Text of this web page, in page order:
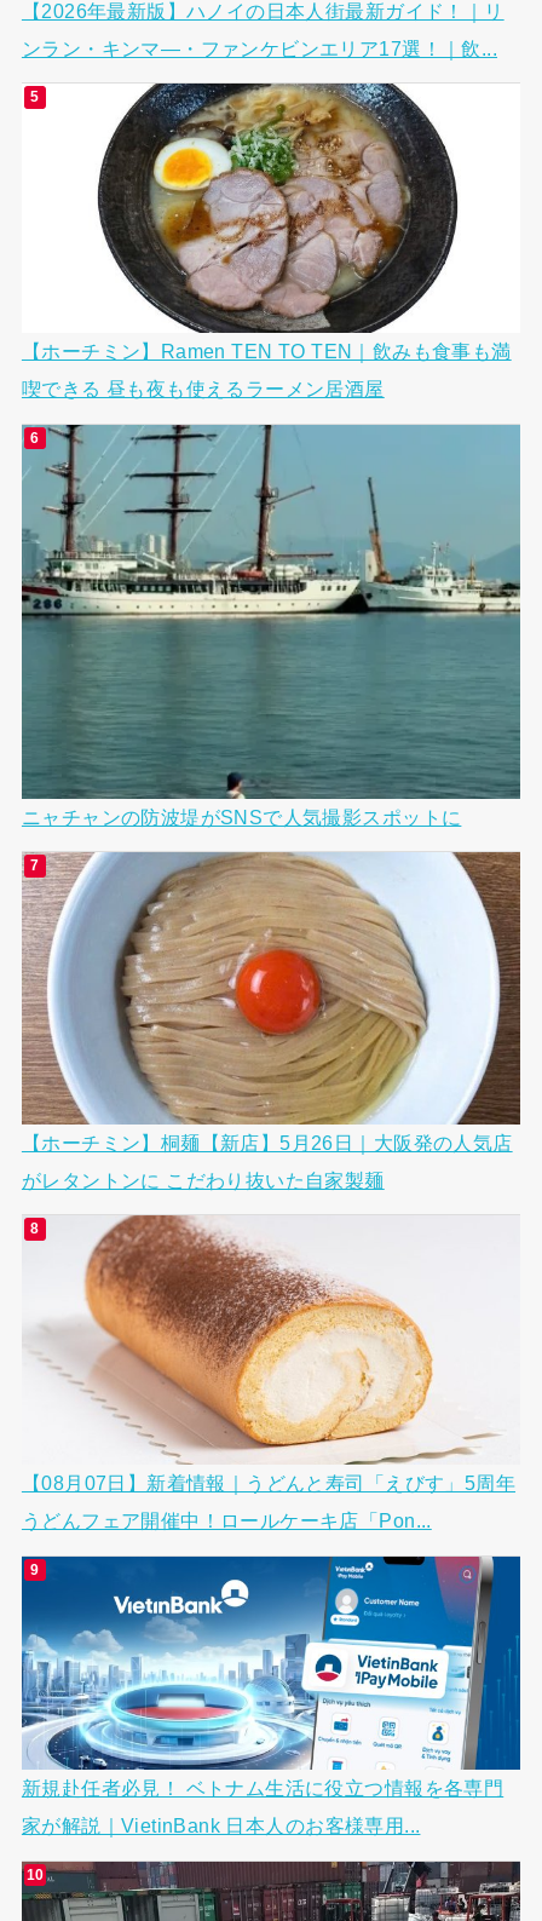
【2026年最新版】ハノイの日本人街最新ガイド！｜リ
ンラン・キンマ―・ファンケビンエリア17選！｜飲...
【ホーチミン】Ramen TEN TO TEN｜飲みも食事も満
喫できる 昼も夜も使えるラーメン居酒屋
ニャチャンの防波堤がSNSで人気撮影スポットに
【ホーチミン】桐麺【新店】5月26日｜大阪発の人気店
がレタントンに こだわり抜いた自家製麺
【08月07日】新着情報｜うどんと寿司「えびす」5周年
うどんフェア開催中！ロールケーキ店「Pon...
新規赴任者必見！ ベトナム生活に役立つ情報を各専門
家が解説｜VietinBank 日本人のお客様専用...